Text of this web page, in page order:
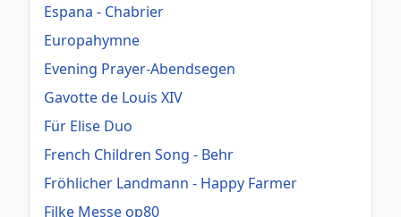
Espana - Chabrier
Europahymne
Evening Prayer-Abendsegen
Gavotte de Louis XIV
Für Elise Duo
French Children Song - Behr
Fröhlicher Landmann - Happy Farmer
Filke Messe op80